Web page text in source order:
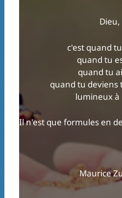
Dieu,
c'est quand
quand tu
quand tu
quand tu deviens
lumineux à
Il n'est que formules en
Maurice